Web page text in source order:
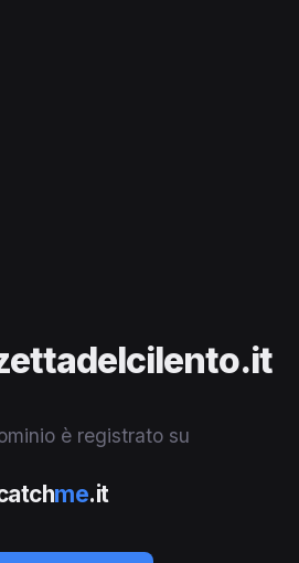
è registrato su
me.it